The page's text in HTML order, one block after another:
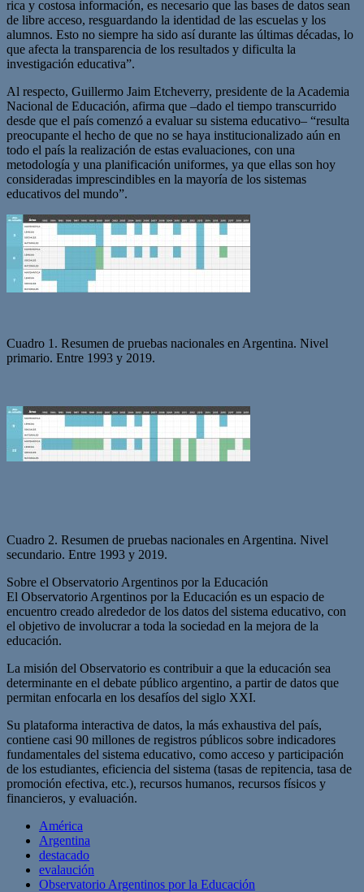
rica y costosa información, es necesario que las bases de datos sean
de libre acceso, resguardando la identidad de las escuelas y los
alumnos. Esto no siempre ha sido así durante las últimas décadas, lo
que afecta la transparencia de los resultados y dificulta la
investigación educativa”.
Al respecto, Guillermo Jaim Etcheverry, presidente de la Academia
Nacional de Educación, afirma que –dado el tiempo transcurrido
desde que el país comenzó a evaluar su sistema educativo– “resulta
preocupante el hecho de que no se haya institucionalizado aún en
todo el país la realización de estas evaluaciones, con una
metodología y una planificación uniformes, ya que ellas son hoy
consideradas imprescindibles en la mayoría de los sistemas
educativos del mundo”.
Cuadro 1. Resumen de pruebas nacionales en Argentina. Nivel
primario. Entre 1993 y 2019.
Cuadro 2. Resumen de pruebas nacionales en Argentina. Nivel
secundario. Entre 1993 y 2019.
Sobre el Observatorio Argentinos por la Educación
El Observatorio Argentinos por la Educación es un espacio de
encuentro creado alrededor de los datos del sistema educativo, con
el objetivo de involucrar a toda la sociedad en la mejora de la
educación.
La misión del Observatorio es contribuir a que la educación sea
determinante en el debate público argentino, a partir de datos que
permitan enfocarla en los desafíos del siglo XXI.
Su plataforma interactiva de datos, la más exhaustiva del país,
contiene casi 90 millones de registros públicos sobre indicadores
fundamentales del sistema educativo, como acceso y participación
de los estudiantes, eficiencia del sistema (tasas de repitencia, tasa de
promoción efectiva, etc.), recursos humanos, recursos físicos y
financieros, y evaluación.
América
Argentina
destacado
evalaución
Observatorio Argentinos por la Educación